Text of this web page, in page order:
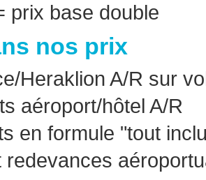
prix base double
nos prix
Heraklion A/R sur
aéroport/hôtel A/R
en formule "tout
redevances